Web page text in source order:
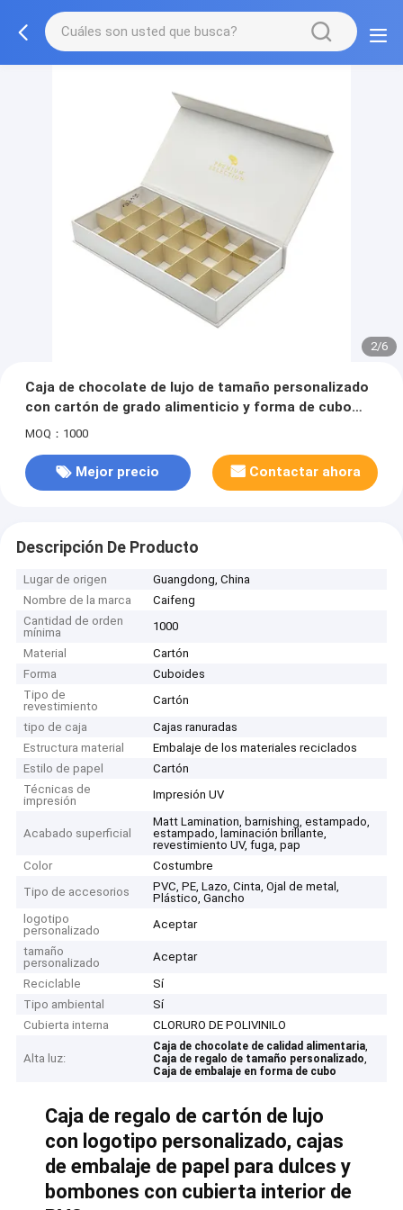
2/6
Caja de chocolate de lujo de tamaño personalizado
con cartón de grado alimenticio y forma de cubo
para embalaje de regalos
MOQ：1000
Mejor precio Contactar ahora
Descripción De Producto
Lugar de origen
Guangdong, China
Nombre de la marca
Caifeng
Cantidad de orden
mínima
1000
Material
Cartón
Forma
Cuboides
Tipo de
revestimiento
Cartón
tipo de caja
Cajas ranuradas
Estructura material
Embalaje de los materiales reciclados
Estilo de papel
Cartón
Técnicas de
impresión
Impresión UV
Acabado superficial
Matt Lamination, barnishing, estampado,
estampado, laminación brillante,
revestimiento UV, fuga, pap
Color
Costumbre
Tipo de accesorios
PVC, PE, Lazo, Cinta, Ojal de metal,
Plástico, Gancho
logotipo
personalizado
Aceptar
tamaño
personalizado
Aceptar
Reciclable
Sí
Tipo ambiental
Sí
Cubierta interna
CLORURO DE POLIVINILO
Alta luz:
Caja de chocolate de calidad alimentaria,
Caja de regalo de tamaño personalizado,
Caja de embalaje en forma de cubo
Caja de regalo de cartón de lujo
con logotipo personalizado, cajas
de embalaje de papel para dulces y
bombones con cubierta interior de